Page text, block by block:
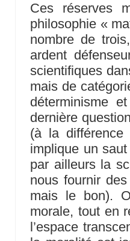
Ces réserves
philosophie «
nombre de
ardent
scientifiques
mais de
déterminisme
dernière
(à la
implique un
par ailleurs la
nous fournir
mais le bon).
morale, tout en
l’espace